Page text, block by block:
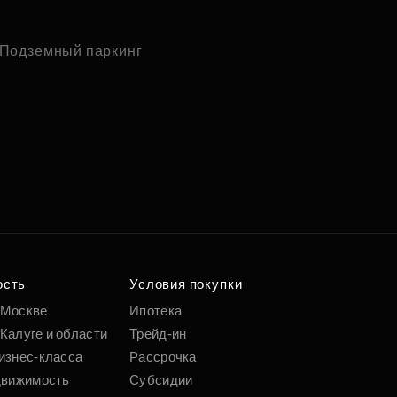
паркинг
и области
класса
Условия покупки
Ипотека
Трейд-ин
Рассрочка
Субсидии